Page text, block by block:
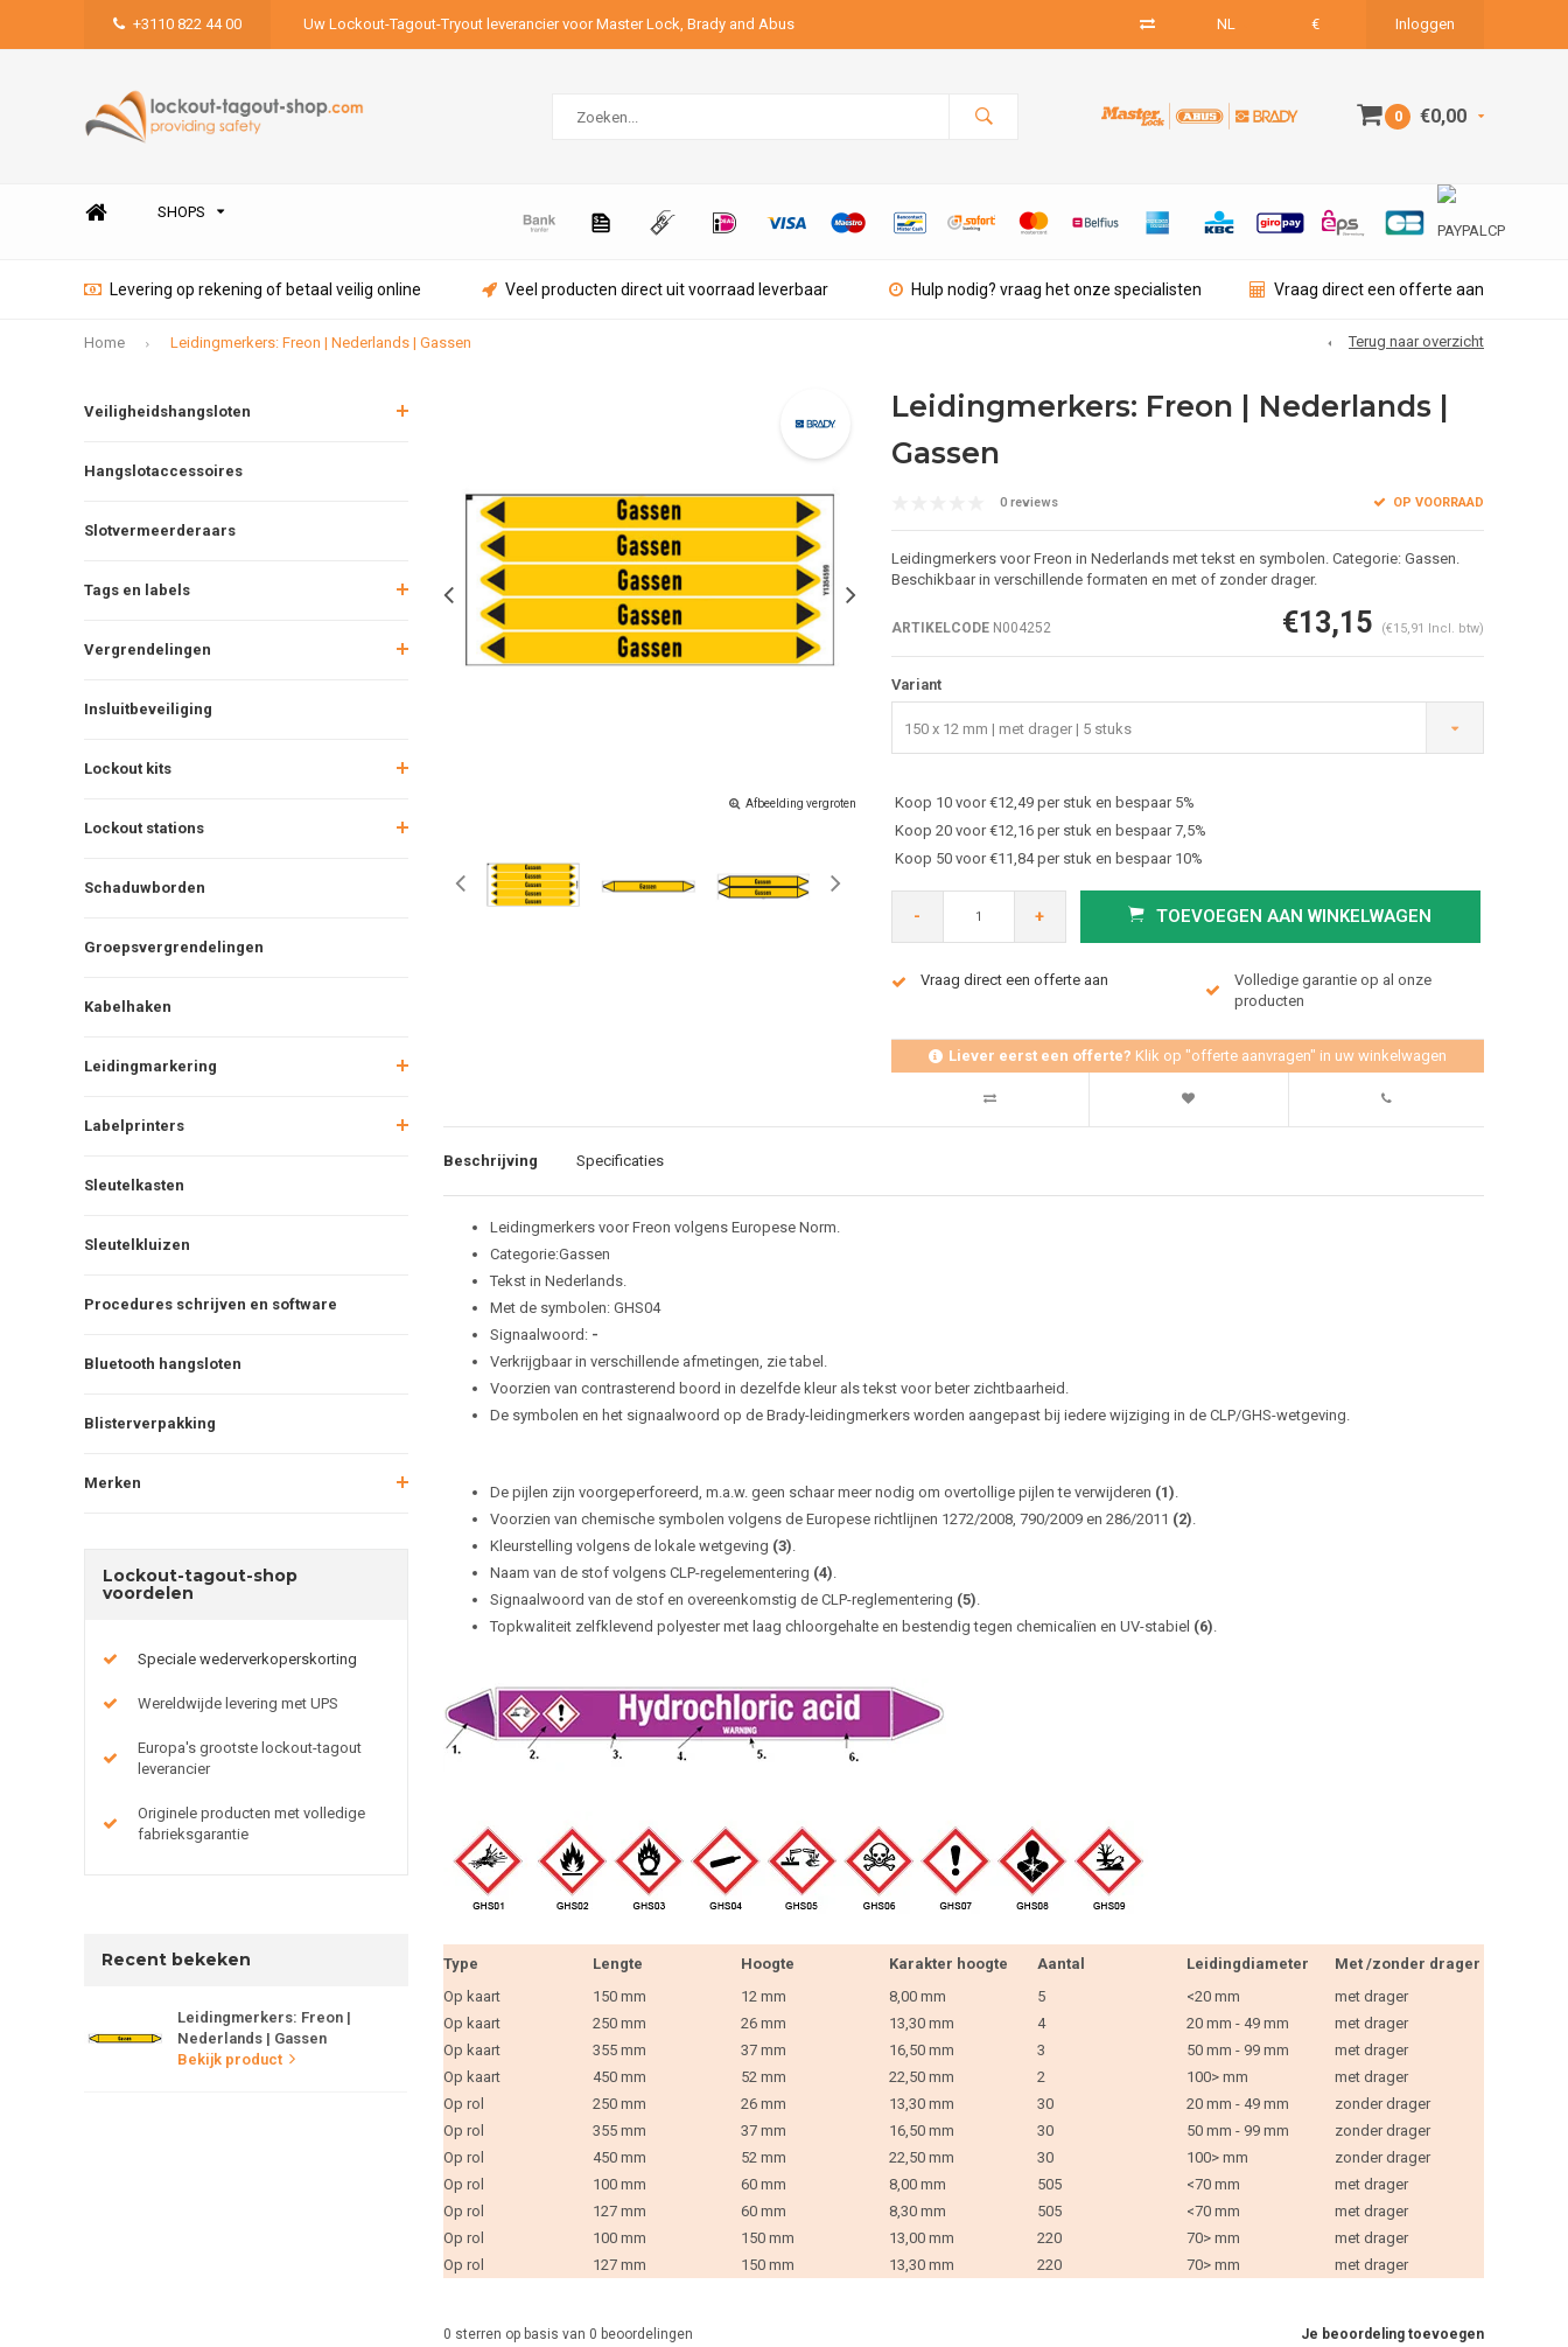
+3110 822 44 00 Uw Lockout-Tagout-Tryout leverancier voor Master Lock, Brady and Abus NL € Inloggen
0 €0,00
SHOPS
Levering op rekening of betaal veilig online Veel producten direct uit voorraad leverbaar Hulp nodig? vraag het onze specialisten Vraag direct een offerte aan
Home Leidingmerkers: Freon | Nederlands | Gassen Terug naar overzicht
Veiligheidshangsloten
Hangslotaccessoires
Slotvermeerderaars
Tags en labels
Vergrendelingen
Insluitbeveiliging
Lockout kits
Lockout stations
Schaduwborden
Groepsvergrendelingen
Kabelhaken
Leidingmarkering
Labelprinters
Sleutelkasten
Sleutelkluizen
Procedures schrijven en software
Bluetooth hangsloten
Blisterverpakking
Merken
Lockout-tagout-shop
voordelen
Speciale wederverkoperskorting
Wereldwijde levering met UPS
Europa's grootste lockout-tagout
leverancier
Originele producten met volledige
fabrieksgarantie
Recent bekeken
Leidingmerkers: Freon |
Nederlands | Gassen
Bekijk product
Afbeelding vergroten Afbeelding vergroten
Leidingmerkers: Freon | Nederlands |
Gassen
0 reviews OP VOORRAAD
Leidingmerkers voor Freon in Nederlands met tekst en symbolen. Categorie: Gassen.
Beschikbaar in verschillende formaten en met of zonder drager.
ARTIKELCODEN004252 €13,15 (€15,91 Incl. btw)
Variant
150 x 12 mm | met drager | 5 stuks
Koop 10 voor €12,49 per stuk en bespaar 5%
Koop 20 voor €12,16 per stuk en bespaar 7,5%
Koop 50 voor €11,84 per stuk en bespaar 10%
- + TOEVOEGEN AAN WINKELWAGEN
Vraag direct een offerte aan
Volledige garantie op al onze
producten
Liever eerst een offerte? Klik op "offerte aanvragen" in uw winkelwagen
Beschrijving Specificaties
Leidingmerkers voor Freon volgens Europese Norm.
Categorie:Gassen
Tekst in Nederlands.
Met de symbolen: GHS04
Signaalwoord:-
Verkrijgbaar in verschillende afmetingen, zie tabel.
Voorzien van contrasterend boord in dezelfde kleur als tekst voor beter zichtbaarheid.
De symbolen en het signaalwoord op de Brady-leidingmerkers worden aangepast bij iedere wijziging in de CLP/GHS-wetgeving.
De pijlen zijn voorgeperforeerd, m.a.w. geen schaar meer nodig om overtollige pijlen te verwijderen (1)
Voorzien van chemische symbolen volgens de Europese richtlijnen 1272/2008, 790/2009 en 286/2011 (2)
Kleurstelling volgens de lokale wetgeving (3)
Naam van de stof volgens CLP-regelementering (4)
Signaalwoord van de stof en overeenkomstig de CLP-reglementering (5)
Topkwaliteit zelfklevend polyester met laag chloorgehalte en bestendig tegen chemicalïen en UV-stabiel (6)
Type Lengte Hoogte Karakter hoogte Aantal Leidingdiameter
Met /zonder drager
Op kaart
150 mm 12 mm 8,00 mm 5 <20 mm
met drager
Op kaart
250 mm 26 mm 13,30 mm 4 20 mm - 49 mm
met drager
Op kaart
355 mm 37 mm 16,50 mm 3 50 mm - 99 mm
met drager
Op kaart
450 mm 52 mm 22,50 mm 2 100> mm
met drager
Op rol
250 mm 26 mm 13,30 mm 30 20 mm - 49 mm
zonder drager
Op rol
355 mm 37 mm 16,50 mm 30 50 mm - 99 mm
zonder drager
Op rol
450 mm 52 mm 22,50 mm 30 100> mm
zonder drager
Op rol
100 mm 60 mm 8,00 mm 505 <70 mm
met drager
Op rol
127 mm 60 mm 8,30 mm 505 <70 mm
met drager
Op rol
100 mm 150 mm 13,00 mm 220 70> mm
met drager
Op rol
127 mm 150 mm 13,30 mm 220 70> mm met drager
Je beoordeling toevoegen
0 sterren op basis van 0 beoordelingen